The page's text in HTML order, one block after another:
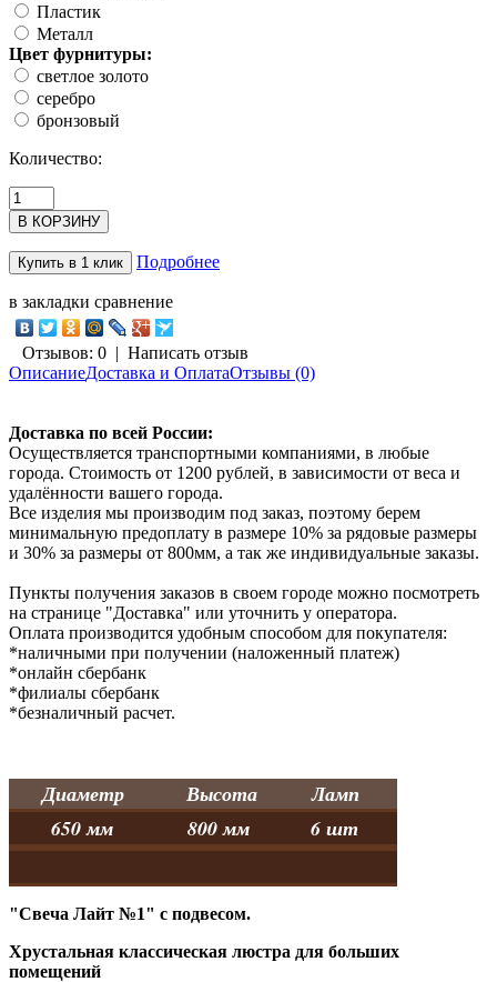
Пластик
Металл
Цвет фурнитуры:
светлое золото
серебро
бронзовый
Количество:
Подробнее
в закладки сравнение
Отзывов: 0 | Написать отзыв
ОписаниеДоставка и ОплатаОтзывы (0)
Доставка по всей России:
Осуществляется транспортными компаниями, в любые
города. Стоимость от 1200 рублей, в зависимости от веса и
удалённости вашего города.
Все изделия мы производим под заказ, поэтому берем
минимальную предоплату в размере 10% за рядовые размеры
и 30% за размеры от 800мм, а так же индивидуальные заказы.
Пункты получения заказов в своем городе можно посмотреть
на странице "Доставка" или уточнить у оператора.
Оплата производится удобным способом для покупателя:
*наличными при получении (наложенный платеж)
*онлайн сбербанк
*филиалы сбербанк
*безналичный расчет.
Диаметр Высота
Ламп
650 мм
800 мм 6 шт
"Свеча Лайт №1" с подвесом.
Хрустальная классическая люстра для больших
помещений